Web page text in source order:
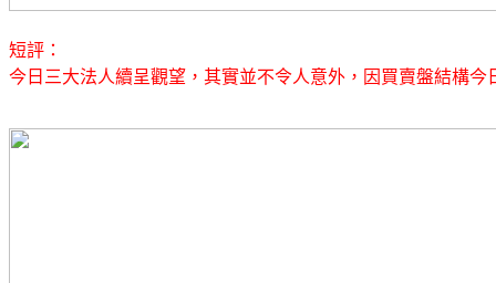
短評：
今日三大法人續呈觀望，其實並不令人意外，因買賣盤結構今